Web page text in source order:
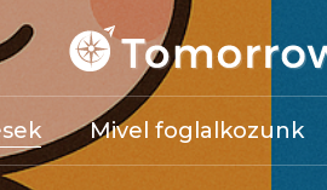
Mivel foglalkozunk